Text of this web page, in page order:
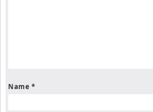
Name *